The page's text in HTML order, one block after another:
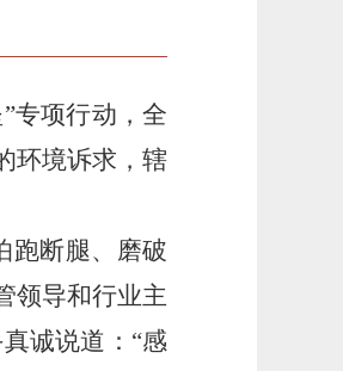
专项行动，全
环境诉求，辖
跑断腿、磨破
领导和行业主
诚说道：“感